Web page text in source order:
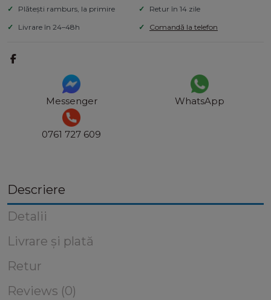
Plătești ramburs, la primire
Retur în 14 zile
Livrare în 24–48h
Comandă la telefon
Messenger WhatsApp
0761 727 609
Descriere
Detalii
Livrare și plată
Retur
Reviews (0)